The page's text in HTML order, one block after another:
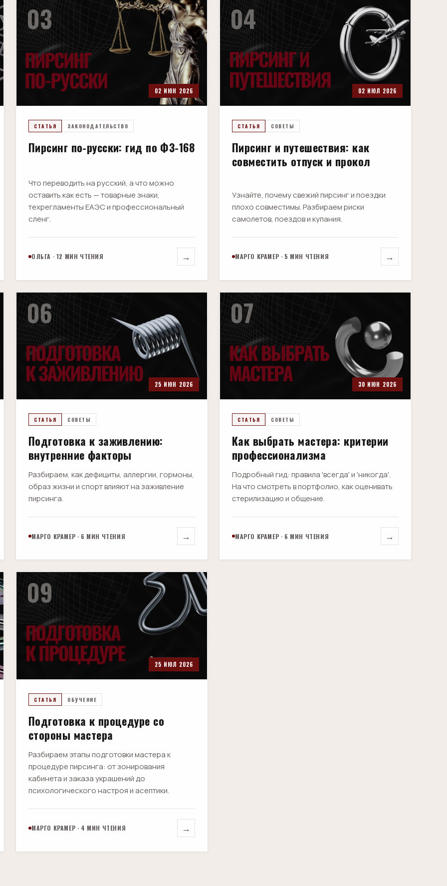
03
02 ИЮН 2026
СТАТЬЯ ЗАКОНОДАТЕЛЬСТВО
Пирсинг по-русски: гид по ФЗ-168
Что переводить на русский, а что можно
оставить как есть — товарные знаки,
техрегламенты ЕАЭС и профессиональный
сленг.
ОЛЬГА · 12 МИН ЧТЕНИЯ →
04
02 ИЮЛ 2026
СТАТЬЯ СОВЕТЫ
Пирсинг и путешествия: как
совместить отпуск и прокол
Узнайте, почему свежий пирсинг и поездки
плохо совместимы. Разбираем риски
самолетов, поездов и купания.
МАРГО КРАМЕР · 5 МИН ЧТЕНИЯ →
06
25 ИЮН 2026
СТАТЬЯ СОВЕТЫ
Подготовка к заживлению:
внутренние факторы
Разбираем, как дефициты, аллергии, гормоны,
образ жизни и спорт влияют на заживление
пирсинга.
МАРГО КРАМЕР · 6 МИН ЧТЕНИЯ →
07
30 ИЮН 2026
СТАТЬЯ СОВЕТЫ
Как выбрать мастера: критерии
профессионализма
Подробный гид: правила 'всегда' и 'никогда'.
На что смотреть в портфолио, как оценивать
стерилизацию и общение.
МАРГО КРАМЕР · 6 МИН ЧТЕНИЯ →
09
25 ИЮЛ 2026
СТАТЬЯ ОБУЧЕНИЕ
Подготовка к процедуре со
стороны мастера
Разбираем этапы подготовки мастера к
процедуре пирсинга: от зонирования
кабинета и заказа украшений до
психологического настроя и асептики.
МАРГО КРАМЕР · 4 МИН ЧТЕНИЯ →